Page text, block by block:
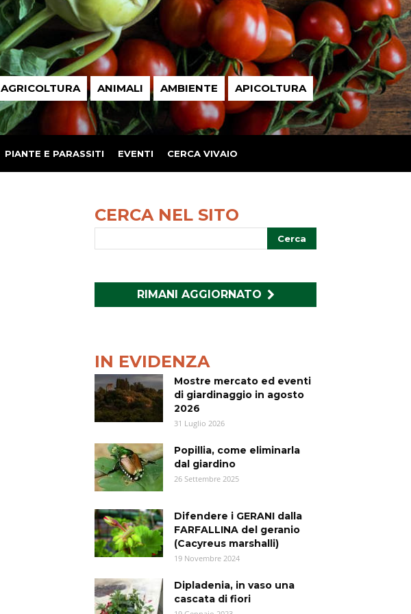
AGRICOLTURA ANIMALI AMBIENTE APICOLTURA
PIANTE E PARASSITI EVENTI CERCA VIVAIO
CERCA NEL SITO
RIMANI AGGIORNATO
IN EVIDENZA
Mostre mercato ed eventi
di giardinaggio in agosto
2026
31 Luglio 2026
Popillia, come eliminarla
dal giardino
26 Settembre 2025
Difendere i GERANI dalla
FARFALLINA del geranio
(Cacyreus marshalli)
19 Novembre 2024
Dipladenia, in vaso una
cascata di fiori